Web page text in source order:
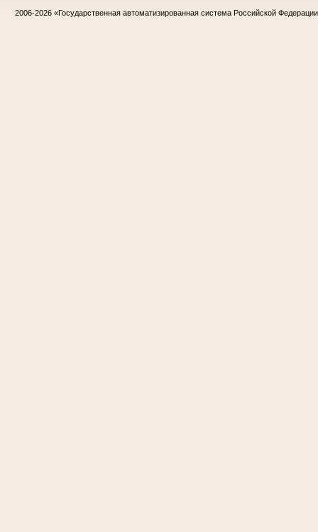
2006-2026 «Государственная автоматизированная система Российской